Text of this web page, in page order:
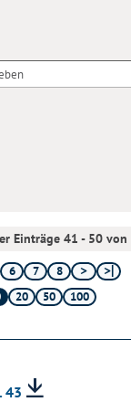
Einträge 41 - 50
6 7
8
20 50 100
43